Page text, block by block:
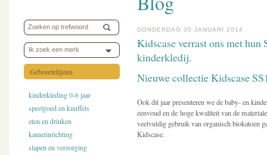
Ik zoek een merk
Geboortelijsten
kinderkleding 0-6 jaar
speelgoed en knuffels
eten en drinken
kamerinrichting
slapen en verzorging
DONDERDAG 30 JANUARI 2014
Kidscase verrast ons met
kinderkledij.
Nieuwe collectie Kidscase
Ook dit jaar presenteren we de baby- en
eenvoud en de hoge kwaliteit van de
veelvuldig gebruik van organisch biokatoen
Kidscase.